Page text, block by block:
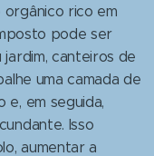
rico em
pode ser
canteiros de
uma camada de
em seguida,
Isso
aumentar a